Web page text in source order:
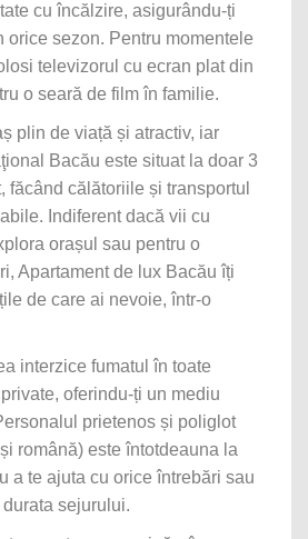
cu încălzire, asigurându-ți
orice sezon. Pentru momentele
televizorul cu ecran plat din
o seară de film în familie.
plin de viață și atractiv, iar
Bacău este situat la doar 3
făcând călătoriile și transportul
Indiferent dacă vii cu
orașul sau pentru o
Apartament de lux Bacău îți
de care ai nevoie, într-o
interzice fumatul în toate
oferindu-ți un mediu
prietenos și poliglot
română) este întotdeauna la
a te ajuta cu orice întrebări sau
sejurului.